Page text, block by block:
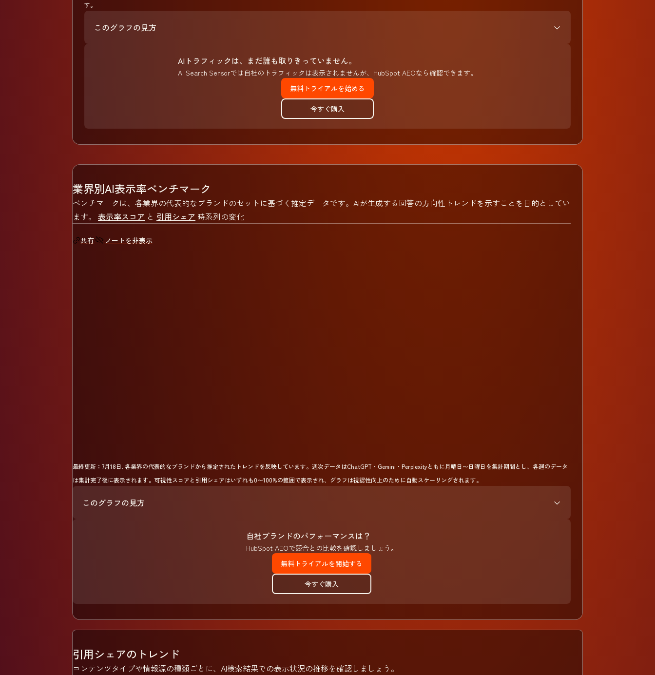
す。
このグラフの見方
AIトラフィックは、まだ誰も取りきっていません。
AI Search Sensorでは自社のトラフィックは表示されませんが、HubSpot AEOなら確認できます。
無料トライアルを始める
今すぐ購入
業界別AI表示率ベンチマーク
ベンチマークは、各業界の代表的なブランドのセットに基づく推定データです。AIが生成する回答の方向性トレンドを示すことを目的としてい
ます。 表示率スコア と 引用シェア 時系列の変化
共有 ノートを非表示
最終更新： 7月18日. 各業界の代表的なブランドから推定されたトレンドを反映しています。週次データはChatGPT・Gemini・Perplexityともに月曜日〜日曜日を集計期間とし、各週のデータ
は集計完了後に表示されます。可視性スコアと引用シェアはいずれも0〜100%の範囲で表示され、グラフは視認性向上のために自動スケーリングされます。
このグラフの見方
自社ブランドのパフォーマンスは？
HubSpot AEOで競合との比較を確認しましょう。
無料トライアルを開始する
今すぐ購入
引用シェアのトレンド
コンテンツタイプや情報源の種類ごとに、AI検索結果での表示状況の推移を確認しましょう。